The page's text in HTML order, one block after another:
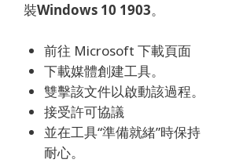
裝Windows 10 1903。
前往 Microsoft 下載頁面
下載媒體創建工具。
雙擊該文件以啟動該過程。
接受許可協議
並在工具“準備就緒”時保持
耐心。